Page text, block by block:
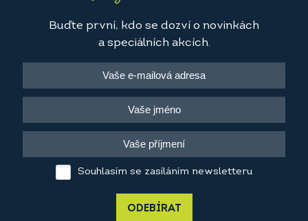
Buďte první, kdo se dozví o novinkách
a speciálních akcích.
Souhlasím se zasíláním newsletteru
ODEBÍRAT